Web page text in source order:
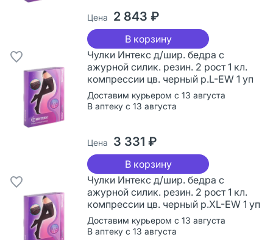
Цена 2 843 ₽
В корзину
Чулки Интекс д/шир. бедра с
ажурной силик. резин. 2 рост 1 кл.
компрессии цв. черный р.L-EW 1 уп
Доставим курьером с 13 августа
В аптеку с 13 августа
Цена 3 331 ₽
В корзину
Чулки Интекс д/шир. бедра с
ажурной силик. резин. 2 рост 1 кл.
компрессии цв. черный р.XL-EW 1 уп
Доставим курьером с 13 августа
В аптеку с 13 августа